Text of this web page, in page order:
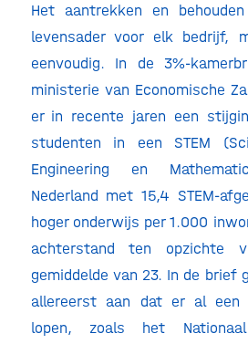
Het aantrekken en
levensader voor elk bedrijf,
eenvoudig. In de 3%-
ministerie van Economische
er in recente jaren een
studenten in een STEM
Engineering en
Nederland met 15,4 STEM-
hoger onderwijs per 1.000
achterstand ten opzichte
gemiddelde van 23. In de brief
allereerst aan dat er al een
lopen, zoals het Nationaal